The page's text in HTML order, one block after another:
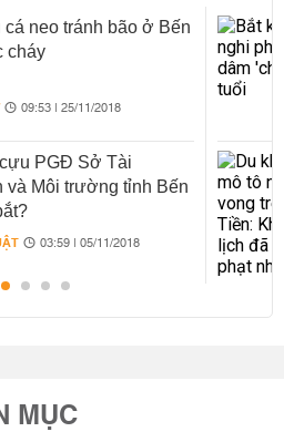
cá neo tránh bão ở Bến
cháy
09:53 | 25/11/2018
PGĐ Sở Tài
và Môi trường tỉnh Bến
03:59 | 05/11/2018
MỤC